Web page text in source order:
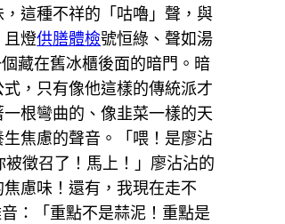
這種不祥的「咕嚕」聲，與
且燈供膳體檢號恒綠、聲如湯
藏在舊冰櫃後面的暗門。暗
，只有像他這樣的傳統派才
根彎曲的、像韭菜一樣的天
焦慮的聲音。「喂！是廖沾
徵召了！馬上！」廖沾沾的
慮味！還有，我現在走不
：「重點不是蒜泥！重點是